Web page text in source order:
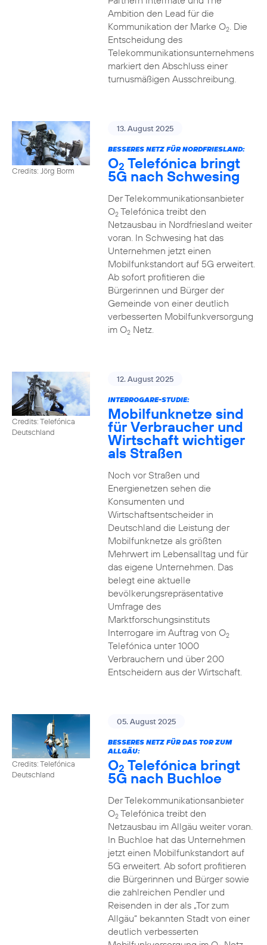
Ambition den Lead für die
Kommunikation der Marke O2. Die
Entscheidung des
Telekommunikationsunternehmens
markiert den Abschluss einer
turnusmäßigen Ausschreibung.
Credits: Jörg Borm
13. August 2025
BESSERES NETZ FÜR NORDFRIESLAND:
O2 Telefónica bringt
5G nach Schwesing
Der Telekommunikationsanbieter
O2Telefónica treibt den
Netzausbau in Nordfriesland weiter
voran. In Schwesing hat das
Unternehmen jetzt einen
Mobilfunkstandort auf 5G erweitert.
Ab sofort profitieren die
Bürgerinnen und Bürger der
Gemeinde von einer deutlich
verbesserten Mobilfunkversorgung
im O2Netz.
Credits: Telefónica
Deutschland
12. August 2025
INTERROGARE-STUDIE:
Mobilfunknetze sind
für Verbraucher und
Wirtschaft wichtiger
als Straßen
Noch vor Straßen und
Energienetzen sehen die
Konsumenten und
Wirtschaftsentscheider in
Deutschland die Leistung der
Mobilfunknetze als größten
Mehrwert im Lebensalltag und für
das eigene Unternehmen. Das
belegt eine aktuelle
bevölkerungsrepräsentative
Umfrage des
Marktforschungsinstituts
Interrogare im Auftrag von O2
Telefónica unter 1000
Verbrauchern und über 200
Entscheidern aus der Wirtschaft.
Credits: Telefónica
Deutschland
05. August 2025
BESSERES NETZ FÜR DAS TOR ZUM
ALLGÄU:
O2 Telefónica bringt
5G nach Buchloe
Der Telekommunikationsanbieter
O2Telefónica treibt den
Netzausbau im Allgäu weiter voran.
In Buchloe hat das Unternehmen
jetzt einen Mobilfunkstandort auf
5G erweitert. Ab sofort profitieren
die Bürgerinnen und Bürger sowie
die zahlreichen Pendler und
Reisenden in der als „Tor zum
Allgäu“ bekannten Stadt von einer
deutlich verbesserten